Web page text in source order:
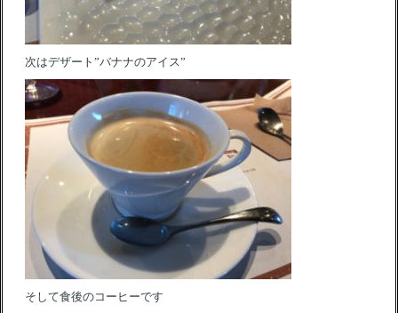
次はデザート”バナナのアイス”
そして食後のコーヒーです